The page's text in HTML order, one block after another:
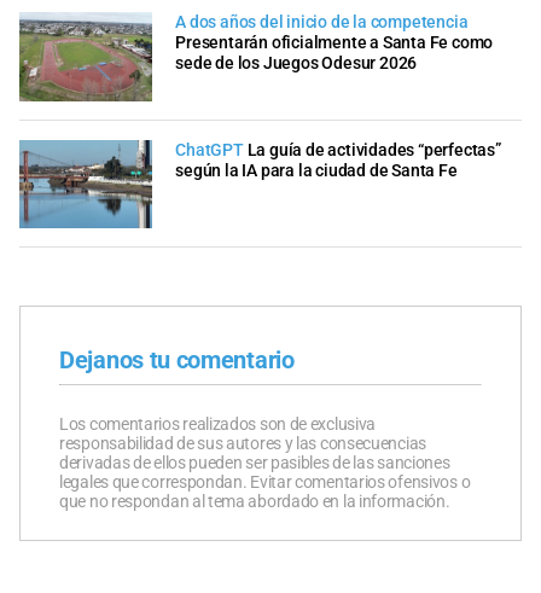
A dos años del inicio de la competencia
Presentarán oficialmente a Santa Fe como
sede de los Juegos Odesur 2026
ChatGPT La guía de actividades “perfectas”
según la IA para la ciudad de Santa Fe
Dejanos tu comentario
Los comentarios realizados son de exclusiva
responsabilidad de sus autores y las consecuencias
derivadas de ellos pueden ser pasibles de las sanciones
legales que correspondan. Evitar comentarios ofensivos o
que no respondan al tema abordado en la información.